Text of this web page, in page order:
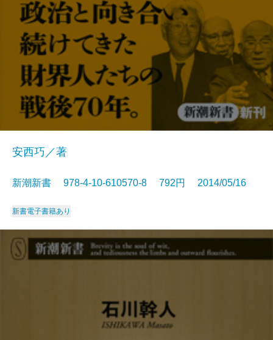
安西巧／著
新潮新書 978-4-10-610570-8 792円 2014/05/16
新書電子書籍あり